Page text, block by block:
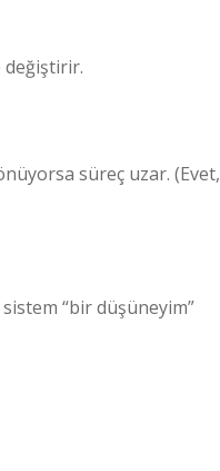
değiştirir.
süreç uzar. (Evet,
“bir düşüneyim”